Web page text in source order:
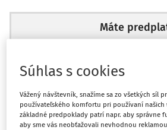
Máte
Ups, zatiaľ ste si
začiatok...
Súhlas s cookies
Vážený návštevník, snažíme sa zo všetkých síl
používateľského komfortu pri používaní našich
základné predpoklady patrí napr. aby správne
aby sme vás neobťažovali nevhodnou